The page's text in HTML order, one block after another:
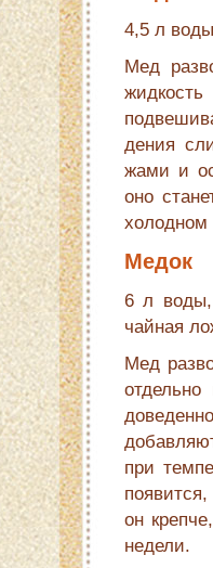
4,5 л
Мед
дения
жами и
оно
холодном
Медок
6 л воды,
чайная
Мед
при
он
недели.